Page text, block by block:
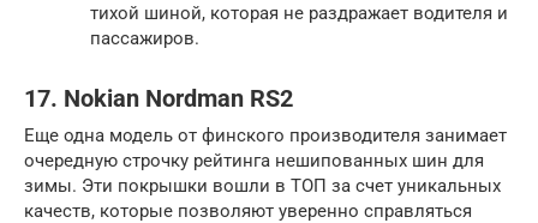
тихой шиной, которая не раздражает водителя и
пассажиров.
17. Nokian Nordman RS2
Еще одна модель от финского производителя занимает
очередную строчку рейтинга нешипованных шин для
зимы. Эти покрышки вошли в ТОП за счет уникальных
качеств, которые позволяют уверенно справляться